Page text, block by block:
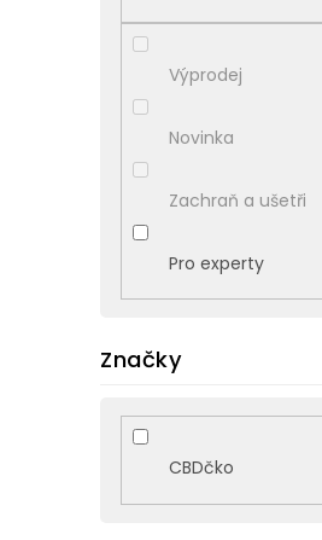
Výprodej
Novinka
Zachraň a ušetři
Pro experty
Značky
CBDčko